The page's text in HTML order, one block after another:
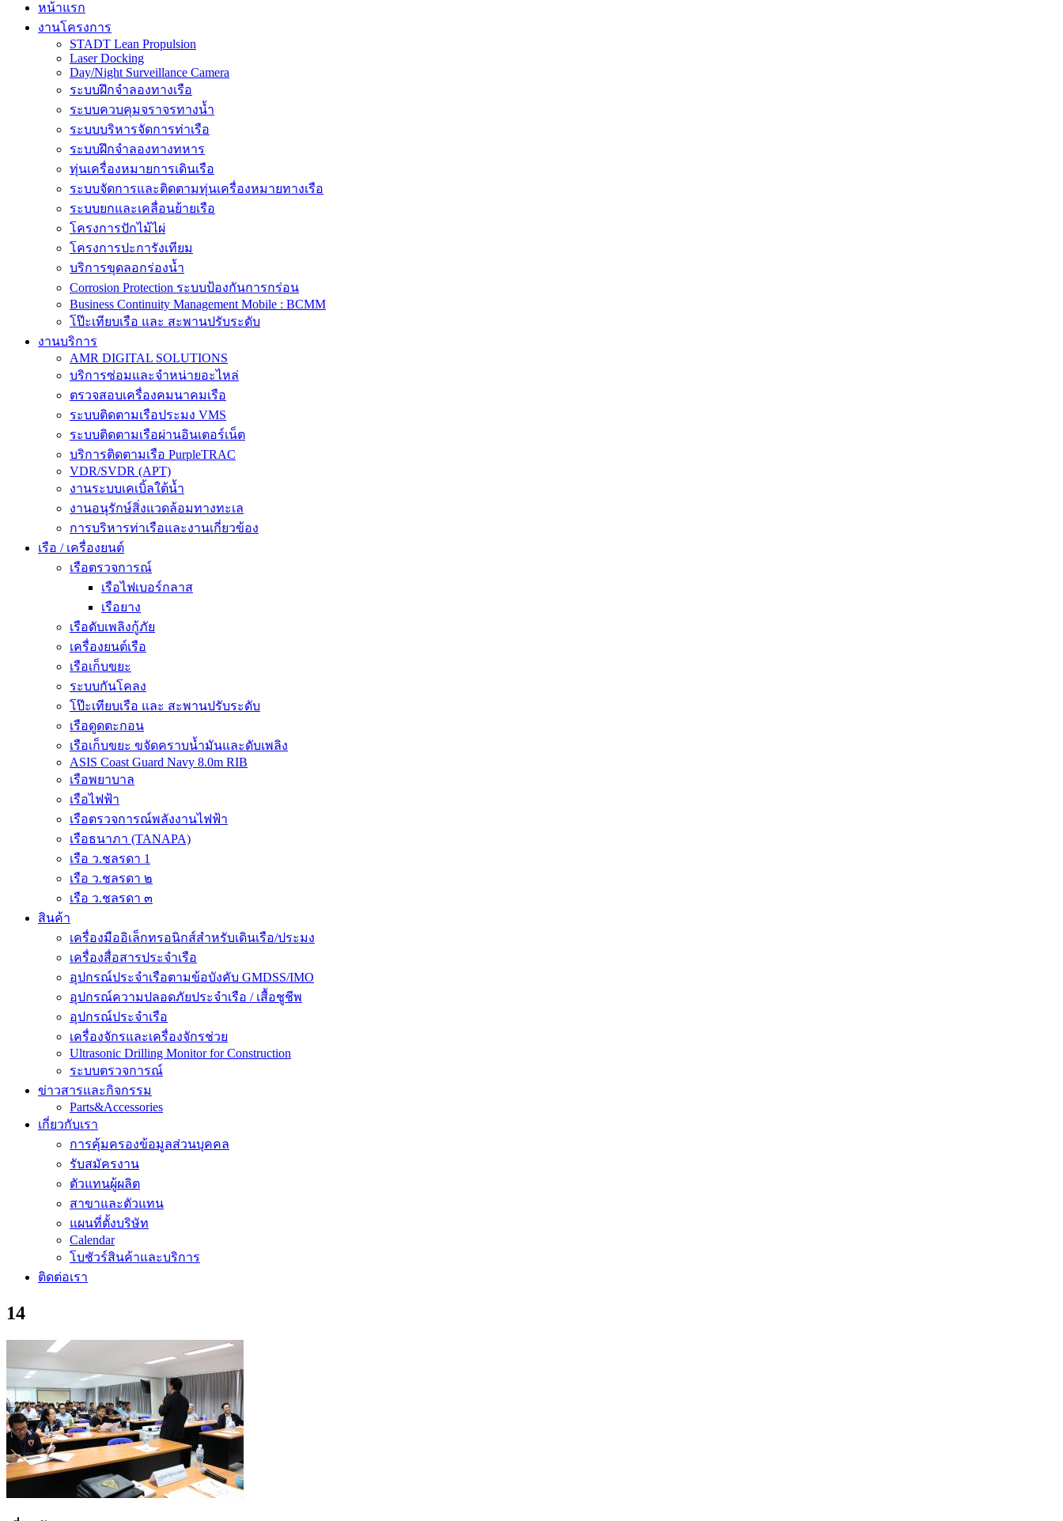
หน้าแรก
งานโครงการ
STADT Lean Propulsion
Laser Docking
Day/Night Surveillance Camera
ระบบฝึกจำลองทางเรือ
ระบบควบคุมจราจรทางน้ำ
ระบบบริหารจัดการท่าเรือ
ระบบฝึกจำลองทางทหาร
ทุ่นเครื่องหมายการเดินเรือ
ระบบจัดการและติดตามทุ่นเครื่องหมายทางเรือ
ระบบยกและเคลื่อนย้ายเรือ
โครงการปักไม้ไผ่
โครงการปะการังเทียม
บริการขุดลอกร่องน้ำ
Corrosion Protection ระบบป้องกันการกร่อน
Business Continuity Management Mobile : BCMM
โป๊ะเทียบเรือ และ สะพานปรับระดับ
งานบริการ
AMR DIGITAL SOLUTIONS
บริการซ่อมและจำหน่ายอะไหล่
ตรวจสอบเครื่องคมนาคมเรือ
ระบบติดตามเรือประมง VMS
ระบบติดตามเรือผ่านอินเตอร์เน็ต
บริการติดตามเรือ PurpleTRAC
VDR/SVDR (APT)
งานระบบเคเบิ้ลใต้น้ำ
งานอนุรักษ์สิ่งแวดล้อมทางทะเล
การบริหารท่าเรือและงานเกี่ยวข้อง
เรือ / เครื่องยนต์
เรือตรวจการณ์
เรือไฟเบอร์กลาส
เรือยาง
เรือดับเพลิงกู้ภัย
เครื่องยนต์เรือ
เรือเก็บขยะ
ระบบกันโคลง
โป๊ะเทียบเรือ และ สะพานปรับระดับ
เรือดูดตะกอน
เรือเก็บขยะ ขจัดคราบน้ำมันและดับเพลิง
ASIS Coast Guard Navy 8.0m RIB
เรือพยาบาล
เรือไฟฟ้า
เรือตรวจการณ์พลังงานไฟฟ้า
เรือธนาภา (TANAPA)
เรือ ว.ชลรดา 1
เรือ ว.ชลรดา ๒
เรือ ว.ชลรดา ๓
สินค้า
เครื่องมืออิเล็กทรอนิกส์สำหรับเดินเรือ/ประมง
เครื่องสื่อสารประจำเรือ
อุปกรณ์ประจำเรือตามข้อบังคับ GMDSS/IMO
อุปกรณ์ความปลอดภัยประจำเรือ / เสื้อชูชีพ
อุปกรณ์ประจำเรือ
เครื่องจักรและเครื่องจักรช่วย
Ultrasonic Drilling Monitor for Construction
ระบบตรวจการณ์
ข่าวสารและกิจกรรม
Parts&Accessories
เกี่ยวกับเรา
การคุ้มครองข้อมูลส่วนบุคคล
รับสมัครงาน
ตัวแทนผู้ผลิต
สาขาและตัวแทน
แผนที่ตั้งบริษัท
Calendar
โบชัวร์สินค้าและบริการ
ติดต่อเรา
14